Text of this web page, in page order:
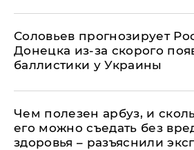
Соловьев прогнозирует
Донецка из-за скорого
баллистики у Украины
Чем полезен арбуз, и
его можно съедать без
здоровья – разъяснили